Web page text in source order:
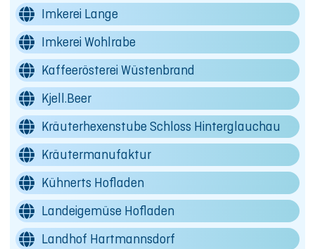
Imkerei Lange
Imkerei Wohlrabe
Kaffeerösterei Wüstenbrand
Kjell.Beer
Kräuterhexenstube Schloss Hinterglauchau
Kräutermanufaktur
Kühnerts Hofladen
Landeigemüse Hofladen
Landhof Hartmannsdorf